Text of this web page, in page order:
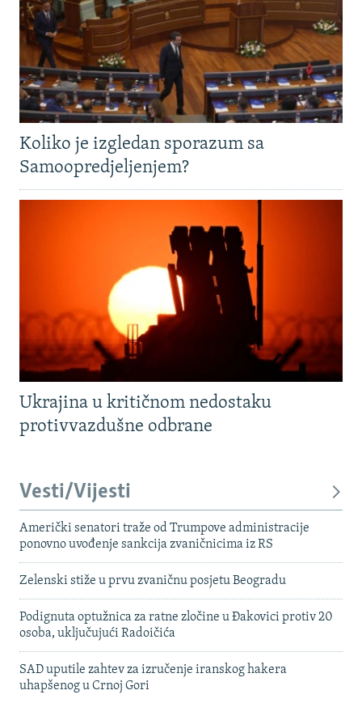
Koliko je izgledan sporazum sa
Samoopredjeljenjem?
Ukrajina u kritičnom nedostaku
protivvazdušne odbrane
Vesti/Vijesti
Američki senatori traže od Trumpove administracije
ponovno uvođenje sankcija zvaničnicima iz RS
Zelenski stiže u prvu zvaničnu posjetu Beogradu
Podignuta optužnica za ratne zločine u Đakovici protiv 20
osoba, uključujući Radoičića
SAD uputile zahtev za izručenje iranskog hakera
uhapšenog u Crnoj Gori